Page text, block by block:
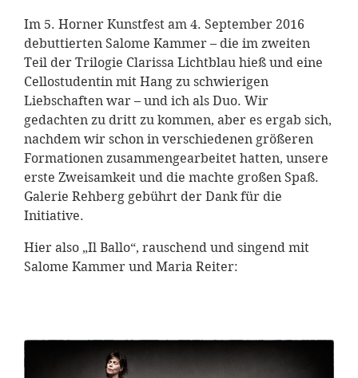
Im 5. Horner Kunstfest am 4. September 2016
debuttierten Salome Kammer – die im zweiten
Teil der Trilogie Clarissa Lichtblau hieß und eine
Cellostudentin mit Hang zu schwierigen
Liebschaften war – und ich als Duo. Wir
gedachten zu dritt zu kommen, aber es ergab sich,
nachdem wir schon in verschiedenen größeren
Formationen zusammengearbeitet hatten, unsere
erste Zweisamkeit und die machte großen Spaß.
Galerie Rehberg gebührt der Dank für die
Initiative.
Hier also „Il Ballo“, rauschend und singend mit
Salome Kammer und Maria Reiter: